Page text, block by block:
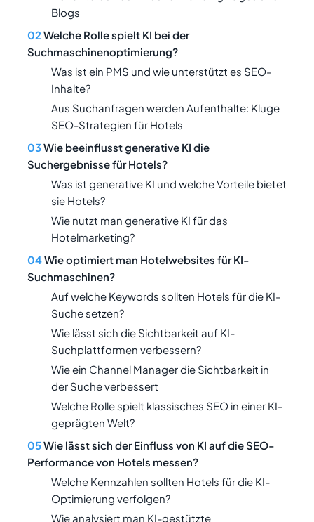
Blogs
Welche Rolle spielt KI bei der
Suchmaschinenoptimierung?
Was ist ein PMS und wie unterstützt es SEO-
Inhalte?
Aus Suchanfragen werden Aufenthalte: Kluge
SEO-Strategien für Hotels
Wie beeinflusst generative KI die
Suchergebnisse für Hotels?
Was ist generative KI und welche Vorteile bietet
sie Hotels?
Wie nutzt man generative KI für das
Hotelmarketing?
Wie optimiert man Hotelwebsites für KI-
Suchmaschinen?
Auf welche Keywords sollten Hotels für die KI-
Suche setzen?
Wie lässt sich die Sichtbarkeit auf KI-
Suchplattformen verbessern?
Wie ein Channel Manager die Sichtbarkeit in
der Suche verbessert
Welche Rolle spielt klassisches SEO in einer KI-
geprägten Welt?
Wie lässt sich der Einfluss von KI auf die SEO-
Performance von Hotels messen?
Welche Kennzahlen sollten Hotels für die KI-
Optimierung verfolgen?
Wie analysiert man KI-gestützte